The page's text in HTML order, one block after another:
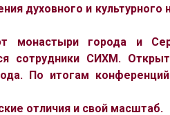
духовного и культурного
монастыри города и
сотрудники СИХМ.
По итогам
отличия и свой масштаб.